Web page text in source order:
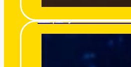
星裡學 Stars’